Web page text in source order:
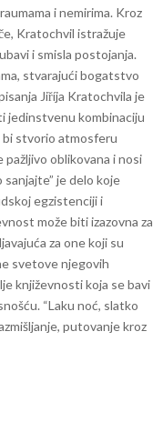
i nemirima. Kroz
Kratochvil istražuje
i smisla postojanja.
stvarajući bogatstvo
Jiříja Kratochvila je
jedinstvenu kombinaciju
bi stvorio atmosferu
oblikovana i nosi
sanjajte” je delo koje
egzistenciji i
može biti izazovna za
za one koji su
svetove njegovih
književnosti koja se bavi
“Laku noć, slatko
putovanje kroz